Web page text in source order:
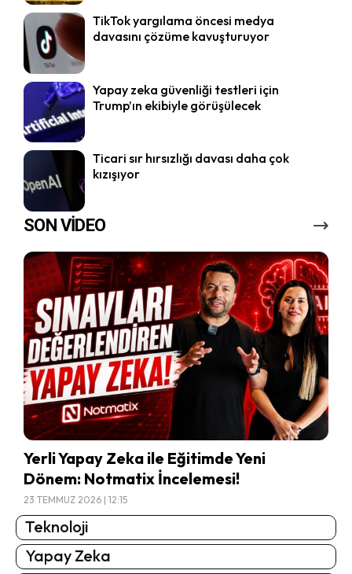
TikTok yargılama öncesi medya
davasını çözüme kavuşturuyor
Yapay zeka güvenliği testleri için
Trump’ın ekibiyle görüşülecek
Ticari sır hırsızlığı davası daha çok
kızışıyor
SON VİDEO
Yerli Yapay Zeka ile Eğitimde Yeni
Dönem: Notmatix İncelemesi!
23 TEMMUZ 2026 | 12:15
Teknoloji
Yapay Zeka